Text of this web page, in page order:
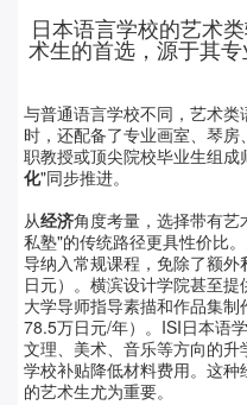
日本语言学校的艺术
术生的首选，源于其
与普通语言学校不同，艺术
时，还配备了专业画室、琴
职教授或顶尖院校毕业生组成
化"同步推进。
从经济角度考量，选择带有艺
私塾"的传统路径更具性价比
导纳入常规课程，免除了额
日元）。横滨设计学院甚至提
大学导师指导素描和作品集
78.5万日元/年）。 ISI日本语
文理、美术、音乐等方向的
学校补贴降低材料费用。这
的艺术生尤为重要。